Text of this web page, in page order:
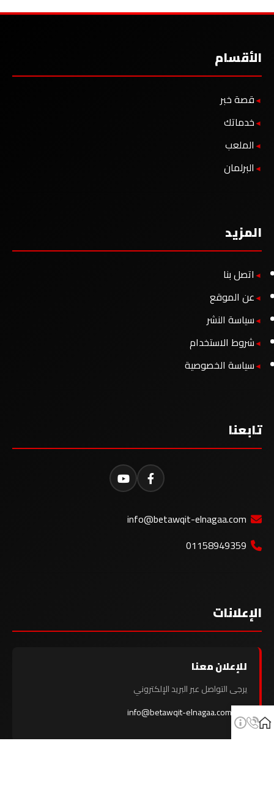
الأقسام
قصة خبر
خدماتك
الملعب
البرلمان
المزيد
اتصل بنا
عن الموقع
سياسة النشر
شروط الاستخدام
سياسة الخصوصية
تابعنا
info@betawqit-elnagaa.com
01158949359
الإعلانات
للإعلان معنا
يرجى التواصل عبر البريد الإلكتروني
info@betawqit-elnagaa.com